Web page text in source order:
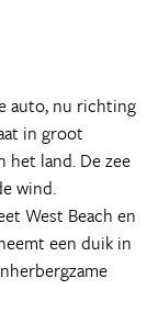
auto, nu richting
in groot
het land. De zee
wind.
West Beach en
een duik in